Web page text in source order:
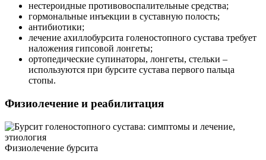
нестероидные противовоспалительные средства;
гормональные инъекции в суставную полость;
антибиотики;
лечение ахиллобурсита голеностопного сустава требует
наложения гипсовой лонгеты;
ортопедические супинаторы, лонгеты, стельки –
используются при бурсите сустава первого пальца
стопы.
Физиолечение и реабилитация
Физиолечение бурсита